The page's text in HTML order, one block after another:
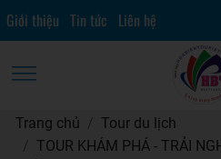
Giới thiệu Tin tức Liên hệ
Trang chủ
Tour du lịch
TOUR KHÁM PHÁ - TRẢI